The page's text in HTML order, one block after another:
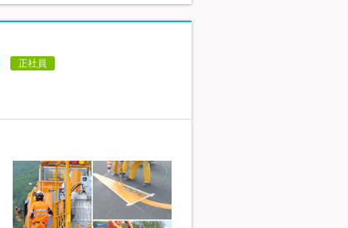
正社員